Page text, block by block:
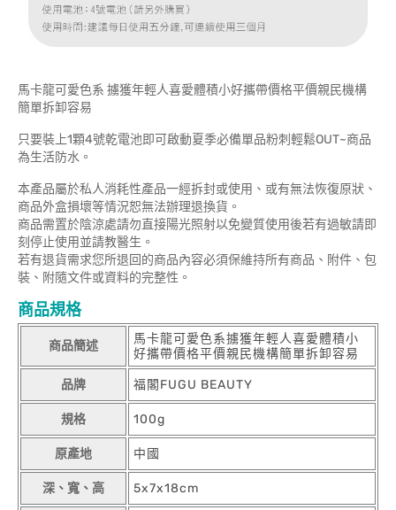
馬卡龍可愛色系 擄獲年輕人喜愛體積小好攜帶價格平價親民機構
簡單拆卸容易
只要裝上1顆4號乾電池即可啟動夏季必備單品粉刺輕鬆OUT~商品
為生活防水。
本產品屬於私人消耗性產品一經拆封或使用、或有無法恢復原狀、
商品外盒損壞等情況恕無法辦理退換貨。
商品需置於陰涼處請勿直接陽光照射以免變質使用後若有過敏請即
刻停止使用並請教醫生。
若有退貨需求您所退回的商品內容必須保維持所有商品、附件、包
裝、附隨文件或資料的完整性。
商品規格
商品簡述
馬卡龍可愛色系擄獲年輕人喜愛體積小
好攜帶價格平價親民機構簡單拆卸容易
品牌 福閣FUGU BEAUTY
規格 100g
原產地 中國
深、寬、高 5x7x18cm